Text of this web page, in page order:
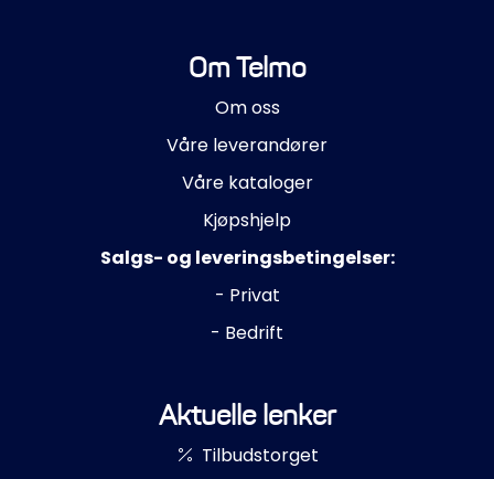
Om Telmo
Om oss
Våre leverandører
Våre kataloger
Kjøpshjelp
Salgs- og leveringsbetingelser:
- Privat
- Bedrift
Aktuelle lenker
Tilbudstorget